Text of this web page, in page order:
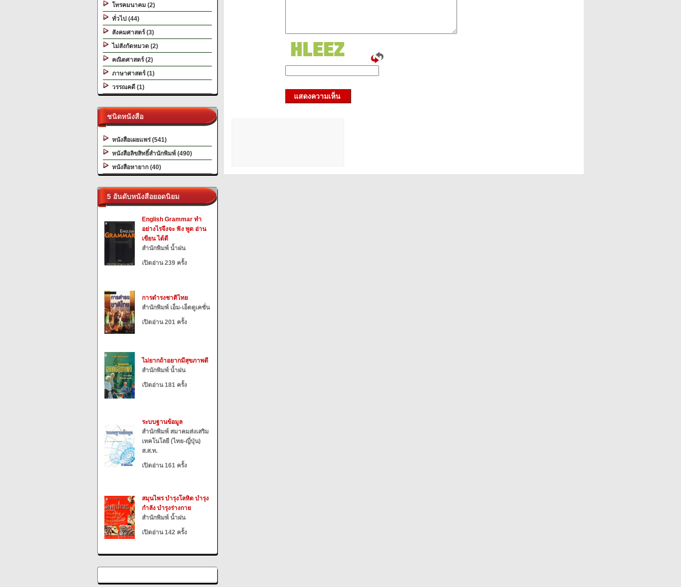
โทรคมนาคม (2)
ทั่วไป (44)
สังคมศาสตร์ (3)
ไม่สังกัดหมวด (2)
คณิตศาสตร์ (2)
ภาษาศาสตร์ (1)
วรรณคดี (1)
ชนิดหนังสือ
หนังสือเผยแพร่ (541)
หนังสือลิขสิทธิ์สำนักพิมพ์ (490)
หนังสือหายาก (40)
5 อันดับหนังสือยอดนิยม
English Grammar ทำ
อย่างไรจึงจะ ฟัง พูด อ่าน
เขียน ได้ดี
สำนักพิมพ์ น้ำฝน
เปิดอ่าน 239 ครั้ง
การดำรงชาติไทย
สำนักพิมพ์ เอ็ม-เอ็ดดูเคชั่น
เปิดอ่าน 201 ครั้ง
ไม่ยากถ้าอยากมีสุขภาพดี
สำนักพิมพ์ น้ำฝน
เปิดอ่าน 181 ครั้ง
ระบบฐานข้อมูล
สำนักพิมพ์ สมาคมส่งเสริม
เทคโนโลยี (ไทย-ญี่ปุ่น)
ส.ส.ท.
เปิดอ่าน 161 ครั้ง
สมุนไพร บำรุงโลหิต บำรุง
กำลัง บำรุงร่างกาย
สำนักพิมพ์ น้ำฝน
เปิดอ่าน 142 ครั้ง
แสดงความเห็น